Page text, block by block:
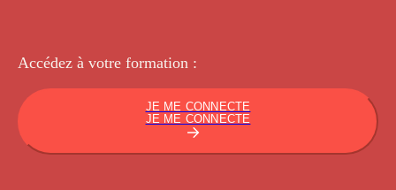
Accédez à votre formation :
JE ME CONNECTE
JE ME CONNECTE